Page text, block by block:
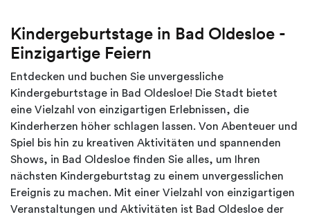
Kindergeburtstage in Bad Oldesloe -
Einzigartige Feiern
Entdecken und buchen Sie unvergessliche
Kindergeburtstage in Bad Oldesloe! Die Stadt bietet
eine Vielzahl von einzigartigen Erlebnissen, die
Kinderherzen höher schlagen lassen. Von Abenteuer und
Spiel bis hin zu kreativen Aktivitäten und spannenden
Shows, in Bad Oldesloe finden Sie alles, um Ihren
nächsten Kindergeburtstag zu einem unvergesslichen
Ereignis zu machen. Mit einer Vielzahl von einzigartigen
Veranstaltungen und Aktivitäten ist Bad Oldesloe der